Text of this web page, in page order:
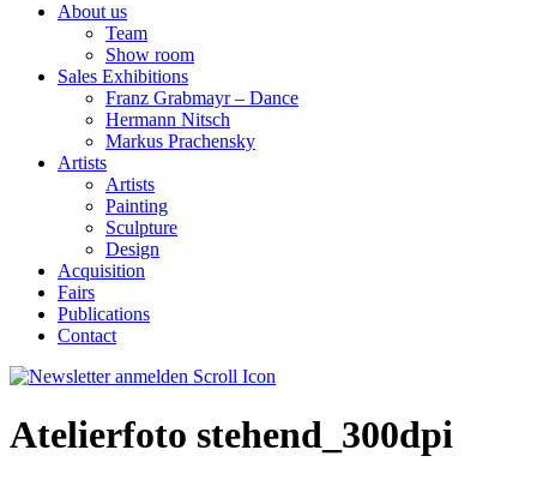
About us
Team
Show room
Sales Exhibitions
Franz Grabmayr – Dance
Hermann Nitsch
Markus Prachensky
Artists
Artists
Painting
Sculpture
Design
Acquisition
Fairs
Publications
Contact
Atelierfoto stehend_300dpi